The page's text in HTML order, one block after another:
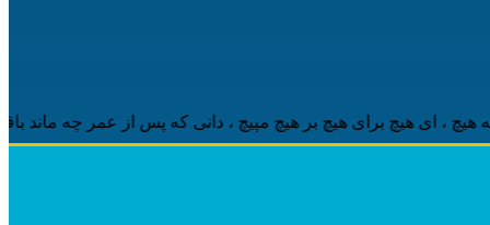
‌ای هیچ برای هیچ بر هیچ مپیچ ، دانی که پس از عمر چه ماند باقی ،